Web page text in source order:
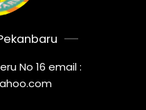
No 16 email :